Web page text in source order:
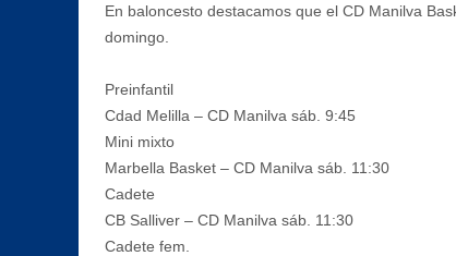
En baloncesto destacamos que el CD Manilva
domingo.
Preinfantil
Cdad Melilla – CD Manilva sáb. 9:45
Mini mixto
Marbella Basket – CD Manilva sáb. 11:30
Cadete
CB Salliver – CD Manilva sáb. 11:30
Cadete fem.